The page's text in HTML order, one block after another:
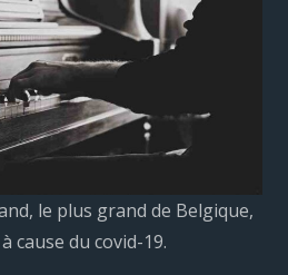
le plus grand de Belgique,
cause du covid-19.